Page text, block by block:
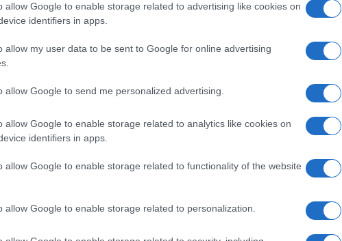
allow Google to enable storage related to advertising like cookies on
identifiers in apps.
allow my user data to be sent to Google for online advertising
allow Google to send me personalized advertising.
allow Google to enable storage related to analytics like cookies on
identifiers in apps.
allow Google to enable storage related to functionality of the website
allow Google to enable storage related to personalization.
Αμνησία αναδεικνύει σε πρώτο πλάνο την
δικαστικές εξελίξεις για την Πύλο αλλά και τους νέους
σε υπερασπιστές ανθρωπίνων δικαιωμάτων, τα Τέμπη και
βία στις διαδηλώσεις.
συναθροίσεων στον Άγνωστο Στρατιώτη, η υπόθεση των
που καταγράφεται σε μεγάλα ποσοστά στη χώρα με τη
νομοθεσία για να συλλάβουν ορισμένους